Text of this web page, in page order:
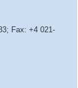
Fax: +4 021-